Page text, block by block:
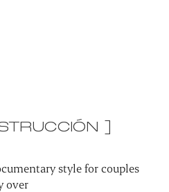
]
style for couples
over